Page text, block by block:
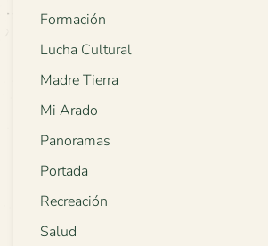
Formación
Lucha Cultural
Madre Tierra
Mi Arado
Panoramas
Portada
Recreación
Salud